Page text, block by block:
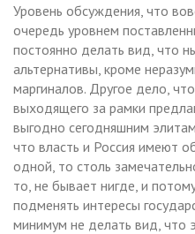
Уровень обсуждения, что
очередь уровнем
постоянно делать вид, что
альтернативы, кроме
маргиналов. Другое дело,
выходящего за рамки
выгодно сегодняшним
что власть и Россия имеют
одной, то столь
то, не бывает нигде, и
подменять интересы
минимум не делать вид, что